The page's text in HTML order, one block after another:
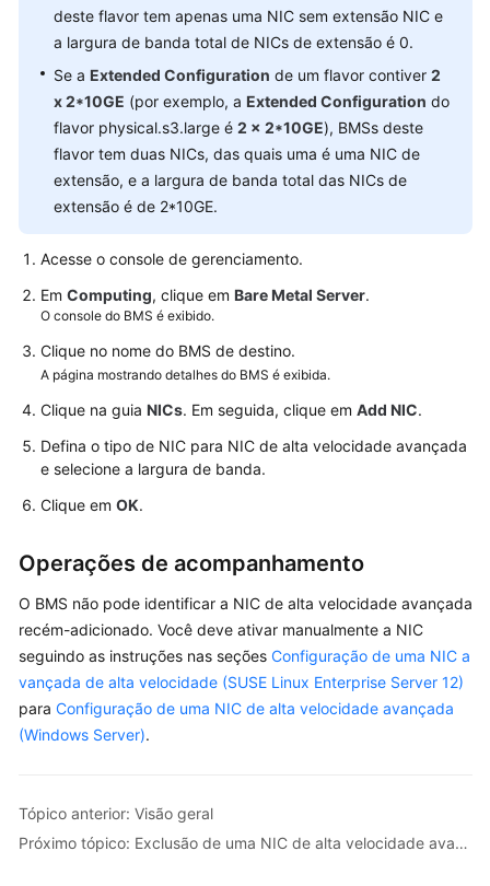
VPC
alta
velocidade
Rede
de
alta
velocidade
geral
Adição
uma
NIC
de
velocidade
avançada
Exclusão
de
uma
alta
Configuração
deste flavor tem apenas uma NIC sem extensão NIC e
a largura de banda total de NICs de extensão é 0.
Se a Extended Configuration de um flavor contiver 2
x 2*10GE (por exemplo, a Extended Configuration do
flavor physical.s3.large é 2 x 2*10GE), BMSs deste
flavor tem duas NICs, das quais uma é uma NIC de
extensão, e a largura de banda total das NICs de
extensão é de 2*10GE.
Acesse o console de gerenciamento.
Em Computing, clique em Bare Metal Server.
O console do BMS é exibido.
Clique no nome do BMS de destino.
A página mostrando detalhes do BMS é exibida.
Clique na guia NICs. Em seguida, clique em Add NIC.
Defina o tipo de NIC para NIC de alta velocidade avançada
e selecione a largura de banda.
Clique em OK.
Operações de acompanhamento
O BMS não pode identificar a NIC de alta velocidade avançada
recém-adicionado. Você deve ativar manualmente a NIC
seguindo as instruções nas seções Configuração de uma NIC a
vançada de alta velocidade (SUSE Linux Enterprise Server 12)
para Configuração de uma NIC de alta velocidade avançada
(Windows Server).
Tópico anterior: Visão geral
Próximo tópico: Exclusão de uma NIC de alta velocidade avançada